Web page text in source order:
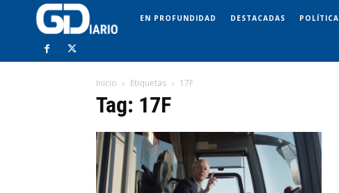
EN PROFUNDIDAD DESTACADAS POLÍTICA
Inicio Etiquetas 17F
Tag: 17F